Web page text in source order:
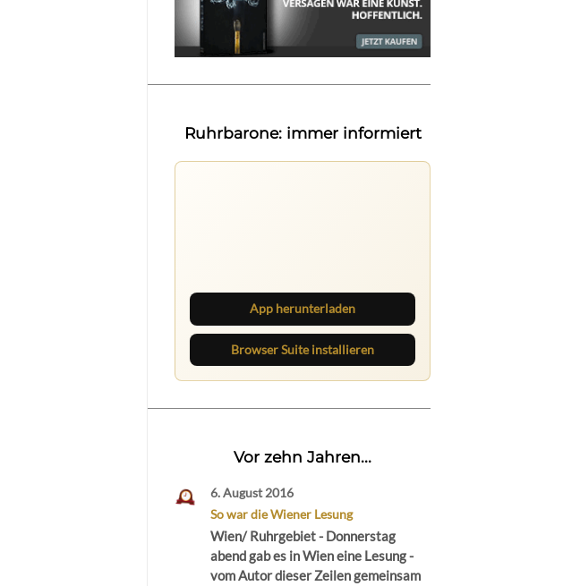
Ruhrbarone: immer informiert
App herunterladen
Browser Suite installieren
Vor zehn Jahren...
6. August 2016
So war die Wiener Lesung
Wien/ Ruhrgebiet - Donnerstag
abend gab es in Wien eine Lesung -
vom Autor dieser Zeilen gemeinsam